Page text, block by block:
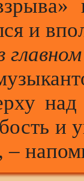
и
главном
–